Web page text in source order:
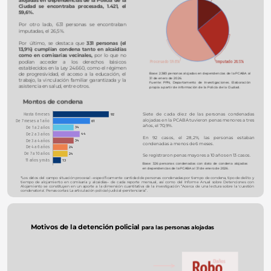
Ciudad se encontraba procesada, 1.421, el
59,6%.
Por otro lado, 631 personas se encontraban
imputadas, el 26,5%.
Por último, se destaca que 331 personas (el
13,9%) cumplían condena tanto en alcaidías
como en comisarías vecinales, por lo que no
podían acceder a los derechos básicos
establecidos en la Ley 24.660, como el régimen
de progresividad, el acceso a la educación, el
trabajo, la vinculación familiar garantizada y la
asistencia en salud, entre otros.
Imputado 26.5%
Procesado 59.6%
Base: 2.383 personas alojadas en dependencias de la PCABA al
31 de enero de 2026.
Fuente: PPN, Departamento de Investigaciones. Elaboración
propia a partir de información de la Policía de la Ciudad.
Montos de condena
Hasta 6 meses
De 7 meses a 1 año
De 1 a 2 años
De 2 a 3 años
De 3 a 4 años
De 4 a 6 años
De 7 a 10 años
11 años y más
92
61
34
44
34
24
24
13
Base: 326 personas condenadas con dato de condena alojadas
en dependencias de la PCABA al 31 de enero de 2026.
Siete de cada diez de las personas condenadas
alojadas en la PCABA tuvieron penas menores a tres
años, el 70,9%.
En 92 casos, el 28,2%, las personas estaban
condenadas a menos de 6 meses.
Se registraron penas mayores a 10 años en 13 casos.
*Los datos del campo situación procesal –específicamente cantidad de personas condenadas por tiempo de condena, tipo de delito y
tiempo de alojamiento en comisaría y alcaidías– de cada reporte mensual, así como del Informe Anual sobre Detenciones con
Alojamiento se constituyen en un aporte a la dimensión cuantitativa de la investigación “Acerca de una lectura sobre la 'cuestión
condenatoria'. Penas cortas: La articulación policial-judicial-penitenciaria”.
Motivos de la detención policial para las personas alojadas